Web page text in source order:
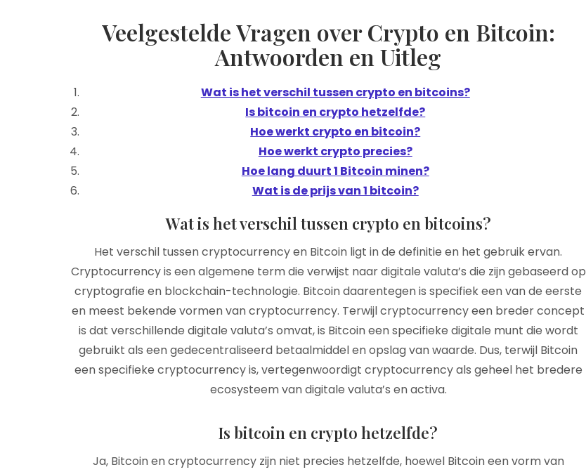
Veelgestelde Vragen over Crypto en Bitcoin:
Antwoorden en Uitleg
Wat is het verschil tussen crypto en bitcoins?
Is bitcoin en crypto hetzelfde?
Hoe werkt crypto en bitcoin?
Hoe werkt crypto precies?
Hoe lang duurt 1 Bitcoin minen?
Wat is de prijs van 1 bitcoin?
Wat is het verschil tussen crypto en bitcoins?
Het verschil tussen cryptocurrency en Bitcoin ligt in de definitie en het gebruik ervan.
Cryptocurrency is een algemene term die verwijst naar digitale valuta’s die zijn gebaseerd op
cryptografie en blockchain-technologie. Bitcoin daarentegen is specifiek een van de eerste
en meest bekende vormen van cryptocurrency. Terwijl cryptocurrency een breder concept
is dat verschillende digitale valuta’s omvat, is Bitcoin een specifieke digitale munt die wordt
gebruikt als een gedecentraliseerd betaalmiddel en opslag van waarde. Dus, terwijl Bitcoin
een specifieke cryptocurrency is, vertegenwoordigt cryptocurrency als geheel het bredere
ecosysteem van digitale valuta’s en activa.
Is bitcoin en crypto hetzelfde?
Ja, Bitcoin en cryptocurrency zijn niet precies hetzelfde, hoewel Bitcoin een vorm van